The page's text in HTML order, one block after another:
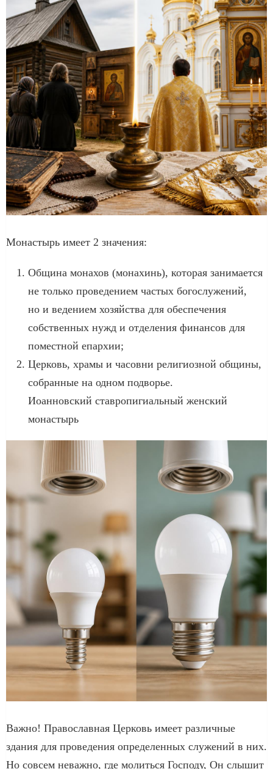
Монастырь имеет 2 значения:
Община монахов (монахинь), которая занимается
не только проведением частых богослужений,
но и ведением хозяйства для обеспечения
собственных нужд и отделения финансов для
поместной епархии;
Церковь, храмы и часовни религиозной общины,
собранные на одном подворье.
Иоанновский ставропигиальный женский
монастырь
Важно! Православная Церковь имеет различные
здания для проведения определенных служений в них.
Но совсем неважно, где молиться Господу, Он слышит